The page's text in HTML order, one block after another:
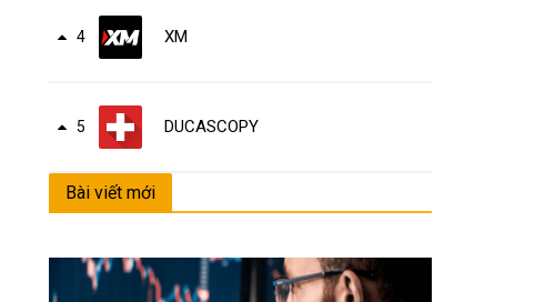
4 XM
5 DUCASCOPY
Bài viết mới